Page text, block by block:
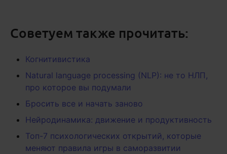
Советуем также прочитать:
Когнитивистика
Natural language processing (NLP): не то НЛП,
про которое вы подумали
Бросить все и начать заново
Нейродинамика: движение и продуктивность
Топ-7 психологических открытий, которые
меняют правила игры в саморазвитии